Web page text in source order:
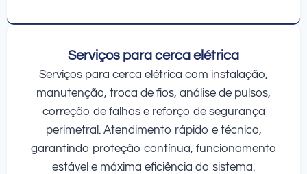
Serviços para cerca elétrica
Serviços para cerca elétrica com instalação,
manutenção, troca de fios, análise de pulsos,
correção de falhas e reforço de segurança
perimetral. Atendimento rápido e técnico,
garantindo proteção contínua, funcionamento
estável e máxima eficiência do sistema.